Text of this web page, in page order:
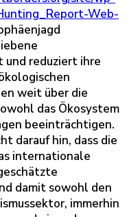
Web-
reduziert ihre
weit über die
das Ökosystem
beeinträchtigen.
darauf hin, dass die
internationale
damit sowohl den
immerhin